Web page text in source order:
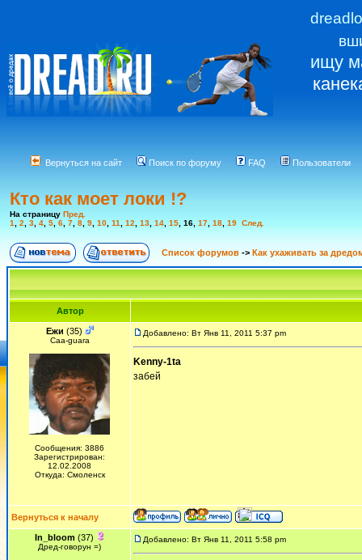
ищу
Вернуться на сайт Поиск по форуму FAQ Пользователи
Кто как моет локи !?
На страницу Пред.
1
2 3 4 5 6 7 8 9 10 11 12 13 14 15 16 17 18 19 След.
Список форумов -> Как ухаживать за
Автор
Ежи (35)
Сaa-guara
Сообщения: 3886
Зарегистрирован:
12.02.2008
Откуда: Смоленск
Добавлено: Вт Янв 11, 2011 5:37 pm
Kenny-1ta
забей
Вернуться к началу
In_bloom(37)
Дред-говорун =)
Добавлено: Вт Янв 11, 2011 5:58 pm